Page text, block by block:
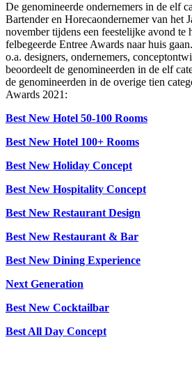
De genomineerde ondernemers in de elf
Bartender en Horecaondernemer van het
november tijdens een feestelijke avond te
felbegeerde Entree Awards naar huis
o.a. designers, ondernemers,
beoordeelt de genomineerden in de elf
de genomineerden in de overige tien
Awards 2021:
Best New Hotel 50-100 Rooms
Best New Hotel 100+ Rooms
Best New Holiday Concept
Best New Hospitality Concept
Best New Restaurant Design
Best New Restaurant & Bar
Best New Dining Experience
Next Generation
Best New Cocktailbar
Best All Day Concept